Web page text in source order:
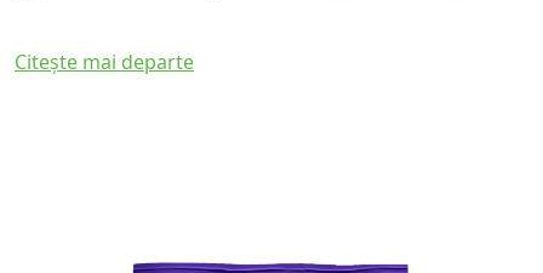
Citește mai departe